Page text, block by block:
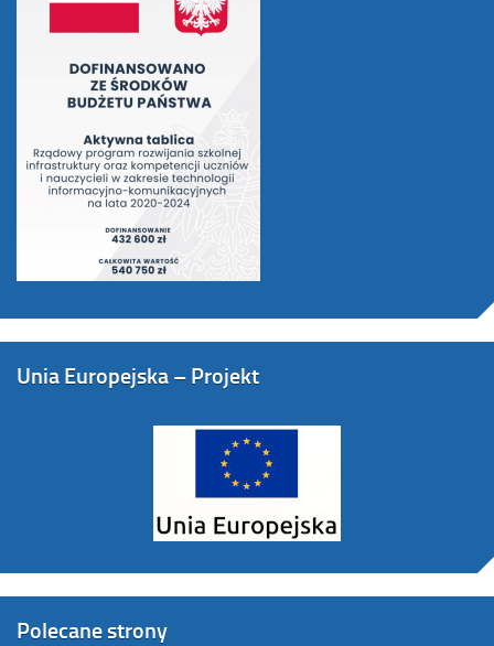
Unia Europejska – Projekt
Polecane strony